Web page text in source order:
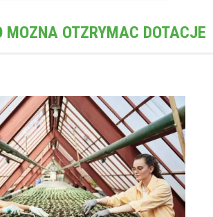
MOZNA OTZRYMAC DOTACJE